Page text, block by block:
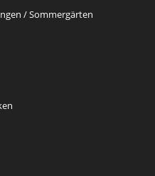
/ Sommergärten